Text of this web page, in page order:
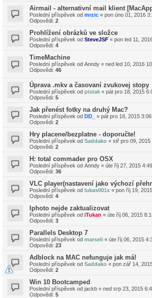
Airmail - alternativní mail klient
Poslední příspěvek od mrzic « pon úno 01, 2016
Odpovědi: 2
Prohlížení obrázků ve složce
Poslední příspěvek od SteveJSF « pon led 11,
Odpovědi: 4
TimeMachine
Poslední příspěvek od Anndy « ned led 10, 2016
Odpovědi: 46
Úprava .mkv a časovaní zvukovej stopy
Poslední příspěvek od pistak « pát pro 18, 2015
Odpovědi: 5
Jak přenést fotky na druhý Mac?
Poslední příspěvek od DD_ « pát pro 18, 2015
Odpovědi: 2
Hry placene/bezplatne - doporučte!
Poslední příspěvek od Saddako « stř pro 09, 2015
Odpovědi: 2
H: total commader pro OSX
Poslední příspěvek od Anndy « úte říj 27, 2015
Odpovědi: 36
VLC player(nastavení jako výchozí
Poslední příspěvek od lukas001x « pon říj 19,
Odpovědi: 4
Iphoto nejde zaktualizovat
Poslední příspěvek od iTukan « úte říj 06, 2015
Odpovědi: 3
Parallels Desktop 7
Poslední příspěvek od marseli « úte říj 06, 2015
Odpovědi: 23
Adblock na MAC nefunguje jak má!
Poslední příspěvek od Saddako « pon zář 14,
Odpovědi: 2
Win 10 Bootcamped
Poslední příspěvek od jackb « ned srp 23, 2015
Odpovědi: 5